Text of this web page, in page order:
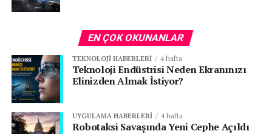
EN ÇOK OKUNANLAR
TEKNOLOJI HABERLERI 4 hafta
Teknoloji Endüstrisi Neden Ekranınızı
Elinizden Almak İstiyor?
UYGULAMA HABERLERI 4 hafta
Robotaksi Savaşında Yeni Cephe Açıldı